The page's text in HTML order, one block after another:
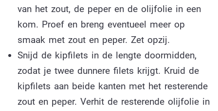
van het zout, de peper en de olijfolie in een
kom. Proef en breng eventueel meer op
smaak met zout en peper. Zet opzij.
Snijd de kipfilets in de lengte doormidden,
zodat je twee dunnere filets krijgt. Kruid de
kipfilets aan beide kanten met het resterende
zout en peper. Verhit de resterende olijfolie in